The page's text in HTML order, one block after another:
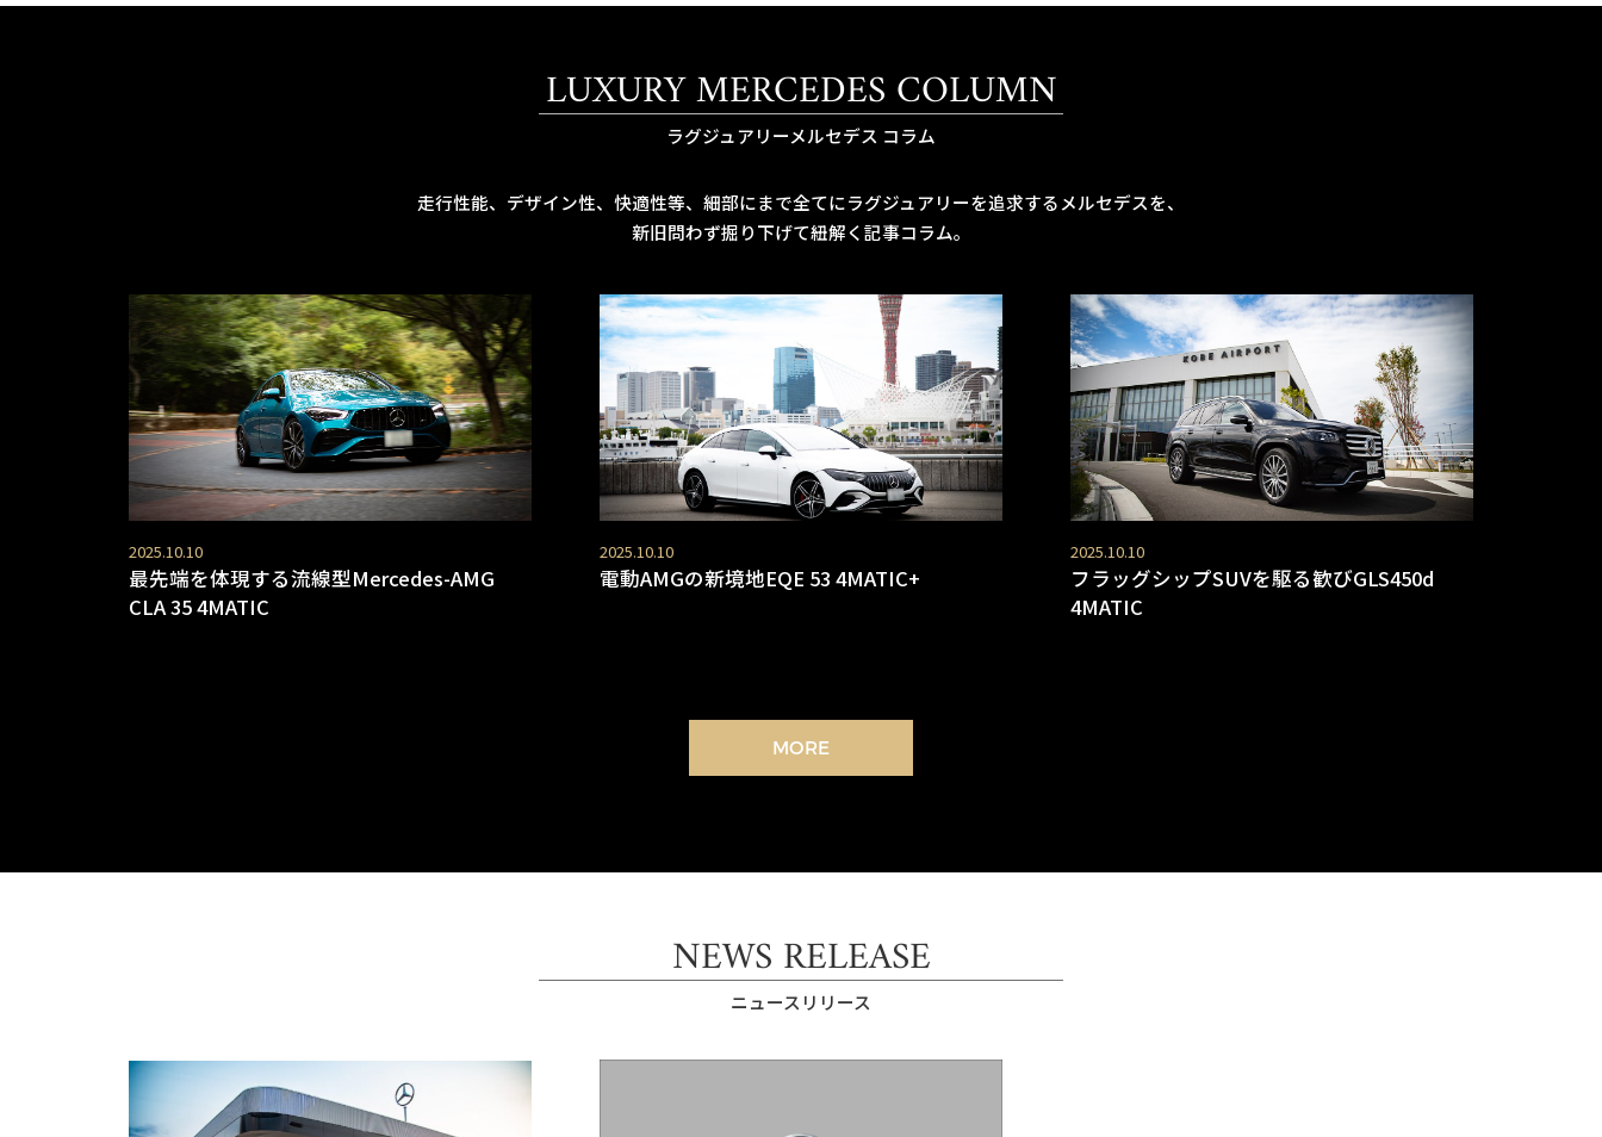
LUXURY MERCEDES COLUMN
ラグジュアリーメルセデス コラム
走行性能、デザイン性、快適性等、細部にまで全てにラグジュアリーを追求するメルセデスを、
新旧問わず掘り下げて紐解く記事コラム。
2025.10.10
最先端を体現する流線型Mercedes-AMG
CLA 35 4MATIC
2025.10.10
電動AMGの新境地EQE 53 4MATIC+
2025.10.10
フラッグシップSUVを駆る歓びGLS450d
4MATIC
MORE
NEWS RELEASE
ニュースリリース